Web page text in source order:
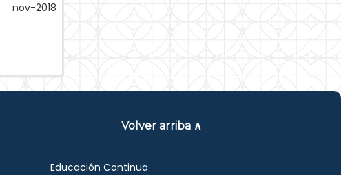
nov-2018
Volver arriba ∧
Educación Continua